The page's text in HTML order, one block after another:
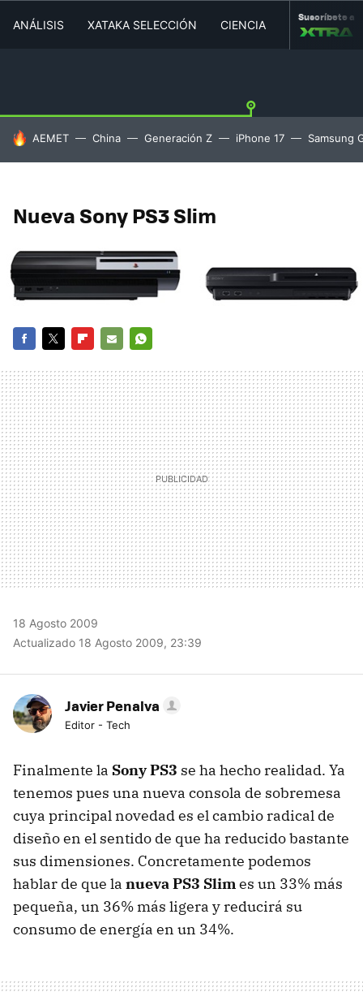
ANÁLISIS XATAKA SELECCIÓN CIENCIA MOVILIDAD
Suscríbete a
HOY SE HABLA DE
AEMET China Generación Z iPhone 17 Samsung
Nueva Sony PS3 Slim
MAIL
18 Agosto 2009
Actualizado 18 Agosto 2009, 23:39
Javier Penalva
Editor - Tech
Finalmente la Sony PS3 se ha hecho realidad. Ya
tenemos pues una nueva consola de sobremesa
cuya principal novedad es el cambio radical de
diseño en el sentido de que ha reducido bastante
sus dimensiones. Concretamente podemos
hablar de que la nueva PS3 Slimes un 33% más
pequeña, un 36% más ligera y reducirá su
consumo de energía en un 34%.